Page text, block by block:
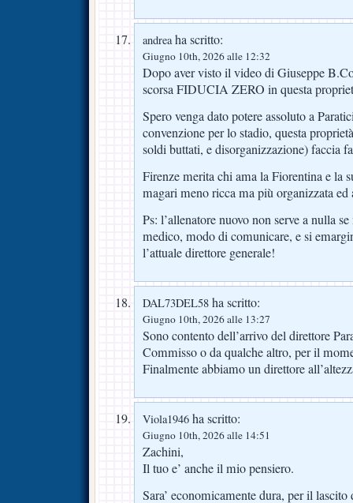
andreaha scritto:
Giugno 10th, 2026 alle 12:32
Dopo aver visto il video di Giuseppe
scorsa FIDUCIA ZERO in questa
Spero venga dato potere assoluto a
convenzione per lo stadio, questa
soldi buttati, e disorganizzazione) faccia
Firenze merita chi ama la Fiorentina e la
magari meno ricca ma più organizzata ed
Ps: l’allenatore nuovo non serve a nulla
medico, modo di comunicare, e si
l’attuale direttore generale!
DAL73DEL58 ha scritto:
Giugno 10th, 2026 alle 13:27
Sono contento dell’arrivo del direttore
Commisso o da qualche altro, per il
Finalmente abbiamo un direttore
Viola1946 ha scritto:
Giugno 10th, 2026 alle 14:51
Zachini,
Il tuo e’ anche il mio pensiero.
Sara’ economicamente dura, per il lascito